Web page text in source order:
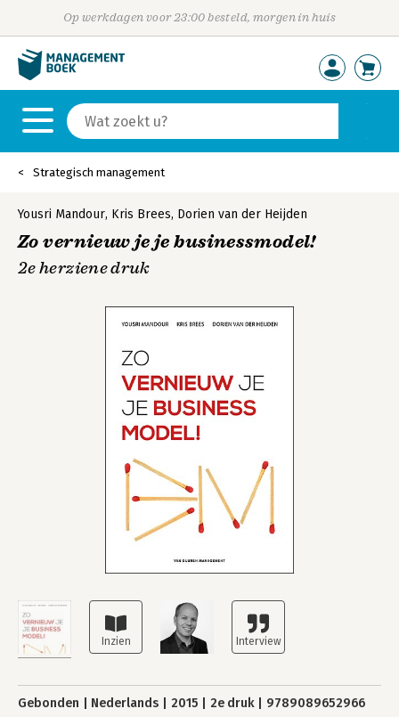
Op werkdagen voor 23:00 besteld, morgen in huis
Strategisch management
Yousri Mandour, Kris Brees, Dorien van der Heijden
Zo vernieuw je je businessmodel!
2e herziene druk
Gebonden Nederlands 2015 2e druk 9789089652966